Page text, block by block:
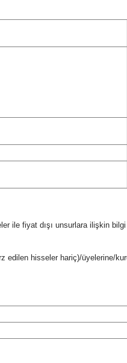
Giresun
Gümüşhane
Isparta
İzmir
ile fiyat dışı unsurlara ilişkin
hisseler hariç)/üyelerine/